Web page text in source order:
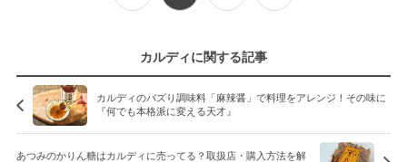
カルディに関する記事
カルディのバズり調味料「麻辣醤」で料理をアレンジ！その味に
『何でも本格派に変える天才』
あつみのかりん糖はカルディに売ってる？取扱店・購入方法を解